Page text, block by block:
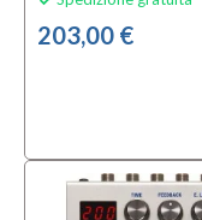
203,00 €